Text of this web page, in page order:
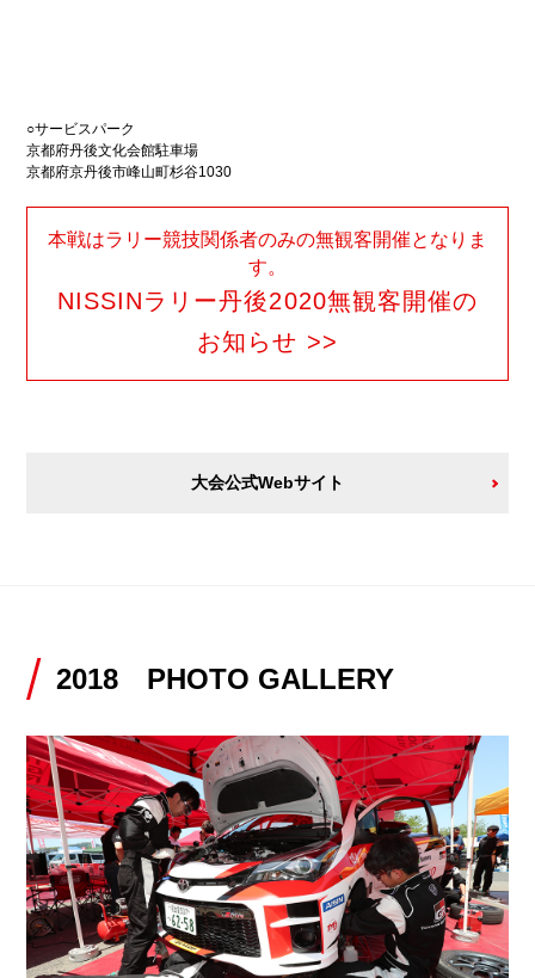
○サービスパーク
京都府丹後文化会館駐車場
京都府京丹後市峰山町杉谷1030
本戦はラリー競技関係者のみの無観客開催となりま
す。
NISSINラリー丹後2020無観客開催の
お知らせ >>
大会公式Webサイト
2018 PHOTO GALLERY